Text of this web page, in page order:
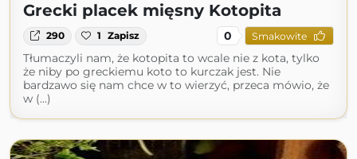
Grecki placek mięsny Kotopita
290 1 Zapisz 0 Smakowite
Tłumaczyli nam, że kotopita to wcale nie z kota, tylko
że niby po greckiemu koto to kurczak jest. Nie
bardzawo się nam chce w to wierzyć, przeca mówio, że
w (...)